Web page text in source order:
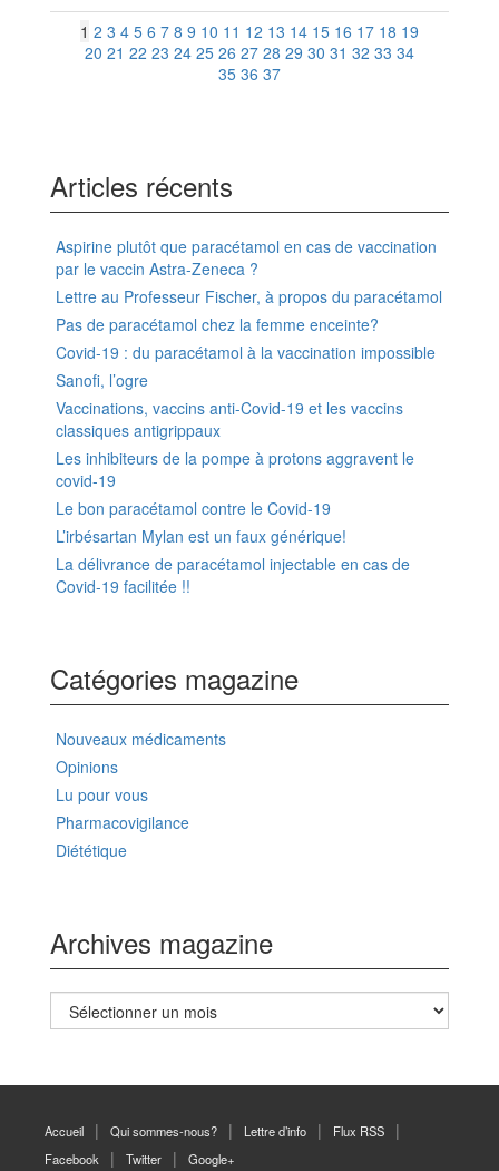
1 2 3 4 5 6 7 8 9 10 11 12 13 14 15 16 17 18 19
20 21 22 23 24 25 26 27 28 29 30 31 32 33 34
35 36 37
Articles récents
Aspirine plutôt que paracétamol en cas de vaccination
par le vaccin Astra-Zeneca ?
Lettre au Professeur Fischer, à propos du paracétamol
Pas de paracétamol chez la femme enceinte?
Covid-19 : du paracétamol à la vaccination impossible
Sanofi, l’ogre
Vaccinations, vaccins anti-Covid-19 et les vaccins
classiques antigrippaux
Les inhibiteurs de la pompe à protons aggravent le
covid-19
Le bon paracétamol contre le Covid-19
L’irbésartan Mylan est un faux générique!
La délivrance de paracétamol injectable en cas de
Covid-19 facilitée !!
Catégories magazine
Nouveaux médicaments
Opinions
Lu pour vous
Pharmacovigilance
Diététique
Archives magazine
Archives
magazine
Accueil Qui sommes-nous? Lettre d’info
Flux RSS
Facebook
Twitter Google+